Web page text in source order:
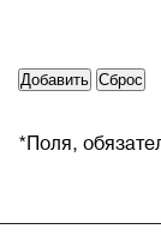
* Поля,